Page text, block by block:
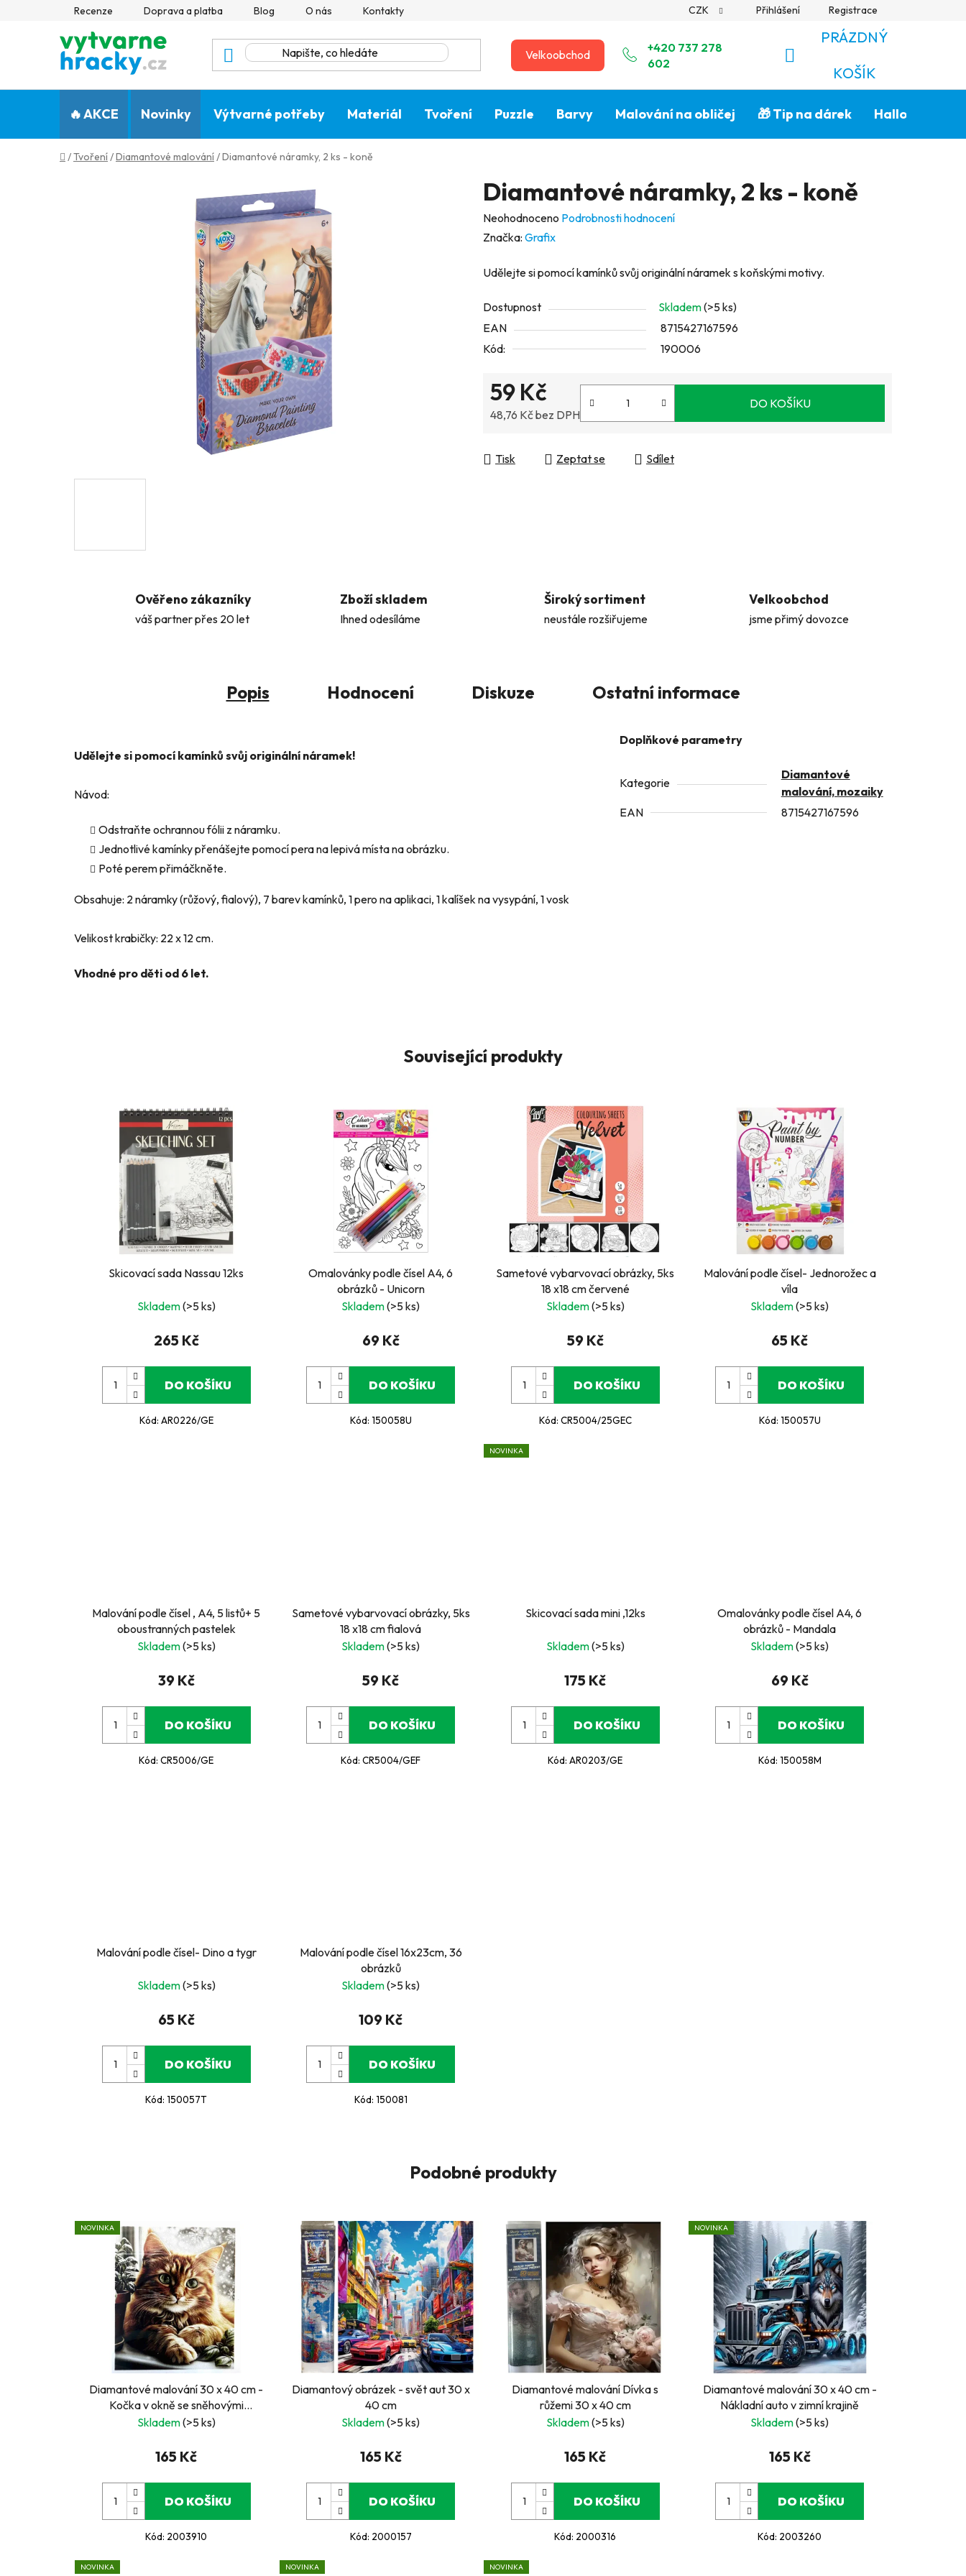
Recenze Doprava a platba Blog O nás Kontakty CZK Přihlášení Registrace
Velkoobchod
+420 737 278
602
NÁKUPNÍ
KOŠÍK
PRÁZDNÝ
KOŠÍK
🔥 AKCE Novinky Výtvarné potřeby Materiál Tvoření Puzzle Barvy Malování na obličej 🎁 Tip na dárek Halloween🎃
Domů
/Tvoření/Diamantové malování/Diamantové náramky, 2 ks - koně
Diamantové náramky, 2 ks - koně
Průměrné
hodnocení
je
z
5
hvězdiček.
Neohodnoceno Podrobnosti hodnocení
Značka: Grafix
Udělejte si pomocí kamínků svůj originální náramek s koňskými motivy.
Dostupnost Skladem(>5 ks)
EAN
8715427167596
Kód:
190006
59 Kč
48,76 Kč bez DPH
DO KOŠÍKU
Tisk Zeptat se Sdílet
Ověřeno zákazníky
váš partner přes 20 let
Zboží skladem
Ihned odesíláme
Široký sortiment
neustále rozšiřujeme
Velkoobchod
jsme přimý dovozce
Popis Hodnocení Diskuze Ostatní informace
Udělejte si pomocí kamínků svůj originální náramek!
Návod:
Odstraňte ochrannou fólii z náramku.
Jednotlivé kamínky přenášejte pomocí pera na lepivá místa na obrázku.
Poté perem přimáčkněte.
Obsahuje: 2 náramky (růžový, fialový), 7 barev kamínků, 1 pero na aplikaci, 1 kalíšek na vysypání, 1 vosk
Velikost krabičky: 22 x 12 cm.
Vhodné pro děti od 6 let.
Doplňkové parametry
Kategorie
Diamantové
malování, mozaiky
EAN
8715427167596
Související produkty
Skicovací sada Nassau 12ks
Skladem(>5 ks)
265 Kč
DO KOŠÍKU
Kód: AR0226/GE
Omalovánky podle čísel A4, 6
obrázků - Unicorn
Skladem(>5 ks)
69 Kč
DO KOŠÍKU
Kód: 150058U
Sametové vybarvovací obrázky, 5ks
18 x18 cm červené
Skladem(>5 ks)
59 Kč
DO KOŠÍKU
Kód: CR5004/25GEC
Malování podle čísel- Jednorožec a
víla
Skladem(>5 ks)
65 Kč
DO KOŠÍKU
Kód: 150057U
Malování podle čísel , A4, 5 listů+ 5
oboustranných pastelek
Skladem(>5 ks)
39 Kč
DO KOŠÍKU
Kód:CR5006/GE
Sametové vybarvovací obrázky, 5ks
18 x18 cm fialová
Skladem(>5 ks)
59 Kč
DO KOŠÍKU
Kód:CR5004/GEF
NOVINKA
Skicovací sada mini ,12ks
Skladem(>5 ks)
175 Kč
DO KOŠÍKU
Kód:AR0203/GE
Omalovánky podle čísel A4, 6
obrázků - Mandala
Skladem(>5 ks)
69 Kč
DO KOŠÍKU
Kód: 150058M
Malování podle čísel- Dino a tygr
Skladem(>5 ks)
65 Kč
DO KOŠÍKU
Kód:150057T
Malování podle čísel 16x23cm, 36
obrázků
Skladem(>5 ks)
109 Kč
DO KOŠÍKU
Kód: 150081
Podobné produkty
NOVINKA
Diamantové malování 30 x 40 cm -
Kočka v okně se sněhovými
vločkami
Skladem(>5 ks)
165 Kč
DO KOŠÍKU
Kód: 2003910
Diamantový obrázek - svět aut 30 x
40 cm
Skladem(>5 ks)
165 Kč
DO KOŠÍKU
Kód: 2000157
Diamantové malování Dívka s
růžemi 30 x 40 cm
Skladem(>5 ks)
165 Kč
DO KOŠÍKU
Kód: 2000316
NOVINKA
Diamantové malování 30 x 40 cm -
Nákladní auto v zimní krajině
Skladem(>5 ks)
165 Kč
DO KOŠÍKU
Kód: 2003260
NOVINKA NOVINKA NOVINKA